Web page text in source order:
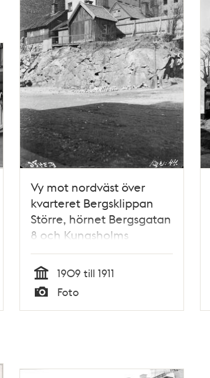
Vy mot nordväst över
kvarteret Bergsklippan
Större, hörnet Bergsgatan
8 och Kungsholms
Kyrkoplan.
Tid
1909 till 1911
Typ
Foto